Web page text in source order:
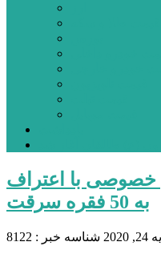
خصوصی با اعتراف
به 50 فقره سرقت
شناسه خبر : 8122